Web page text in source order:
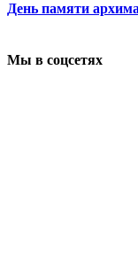
День памяти
Мы в соцсетях